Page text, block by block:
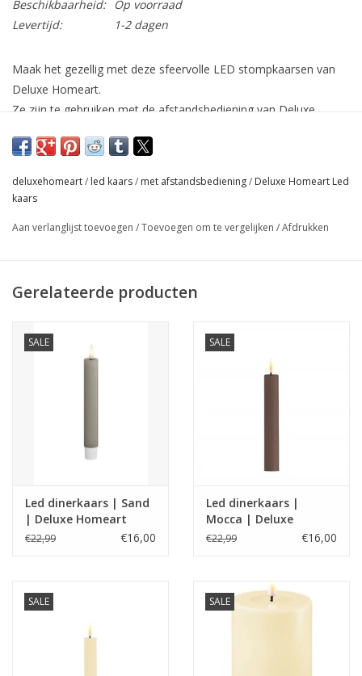
Beschikbaarheid:
Op voorraad
Levertijd:
1-2 dagen
Maak het gezellig met deze sfeervolle LED stompkaarsen van
Deluxe Homeart.
Ze zijn te gebruiken met de afstandsbediening van Deluxe
mooie wax-look en het zachte, flikkerende LED-licht.
Afmeting D 7.5 cm x H 10 cm
deluxehomeart/ led kaars/ met afstandsbediening/ Deluxe Homeart Led
kaars
Aan verlanglijst toevoegen /Toevoegen om te vergelijken /Afdrukken
Gerelateerde producten
SALE
Led dinerkaars | Sand
| Deluxe Homeart
€22,99 €16,00
SALE
Led dinerkaars |
Mocca | Deluxe
Homeart
€22,99 €16,00
SALE SALE